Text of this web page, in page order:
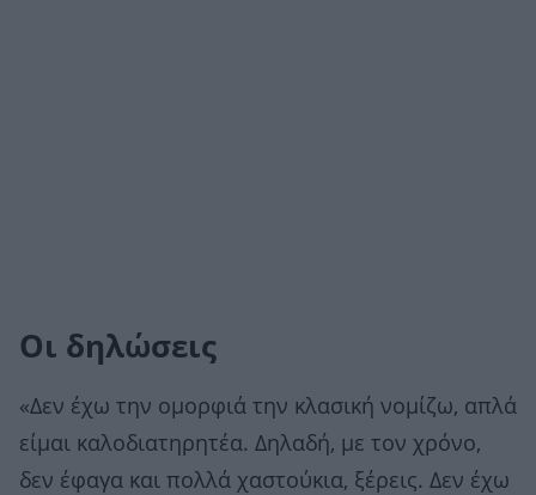
Οι δηλώσεις
«Δεν έχω την ομορφιά την κλασική νομίζω, απλά
είμαι καλοδιατηρητέα. Δηλαδή, με τον χρόνο,
δεν έφαγα και πολλά χαστούκια, ξέρεις. Δεν έχω